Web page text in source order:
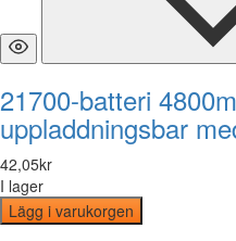
21700-batteri
uppladdningsbar
42,05kr
I lager
Lägg i varukorgen